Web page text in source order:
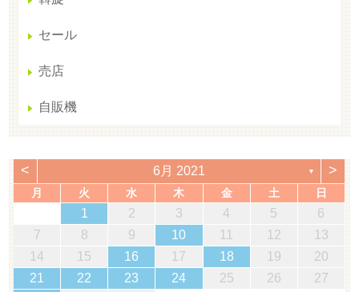
セール
売店
自販機
< 6月 2021 ▼ >
月 火 水 木 金 土 日
1 2 3 4 5
6
7
8 9 10 11 12
13
14
15 16 17 18 19
20
21
22 23 24 25 26
27